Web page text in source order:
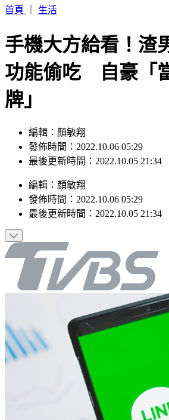
首頁
生活
手機大方給看！渣
功能偷吃 自豪「
牌」
編輯：顏敏翔
發佈時間：2022.10.06 05:29
最後更新時間：2022.10.05 21:34
編輯 ： 顏敏翔
發佈時間： 2022.10.06 05:29
最後更新時間： 2022.10.05 21:34